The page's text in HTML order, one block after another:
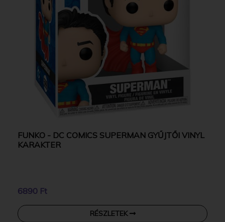
FUNKO - DC COMICS SUPERMAN GYŰJTŐI VINYL
KARAKTER
6890 Ft
RÉSZLETEK